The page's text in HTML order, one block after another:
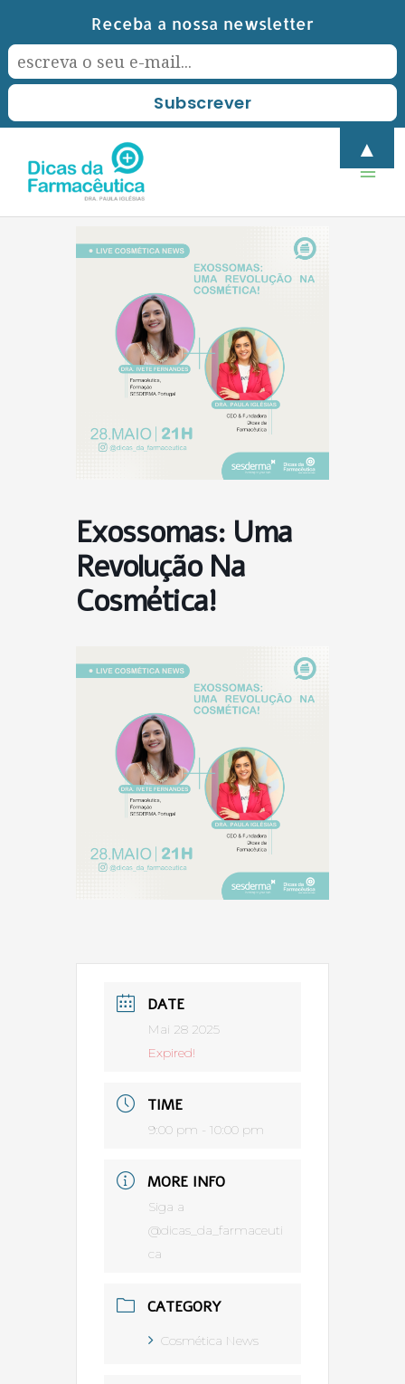
content
Exossomas: Uma
Revolução Na
Cosmética!
DATE
Mai 28 2025
Expired!
TIME
9:00 pm - 10:00 pm
MORE INFO
Siga a
@dicas_da_farmaceuti
ca
CATEGORY
Cosmética News
Receba a nossa newsletter
▲